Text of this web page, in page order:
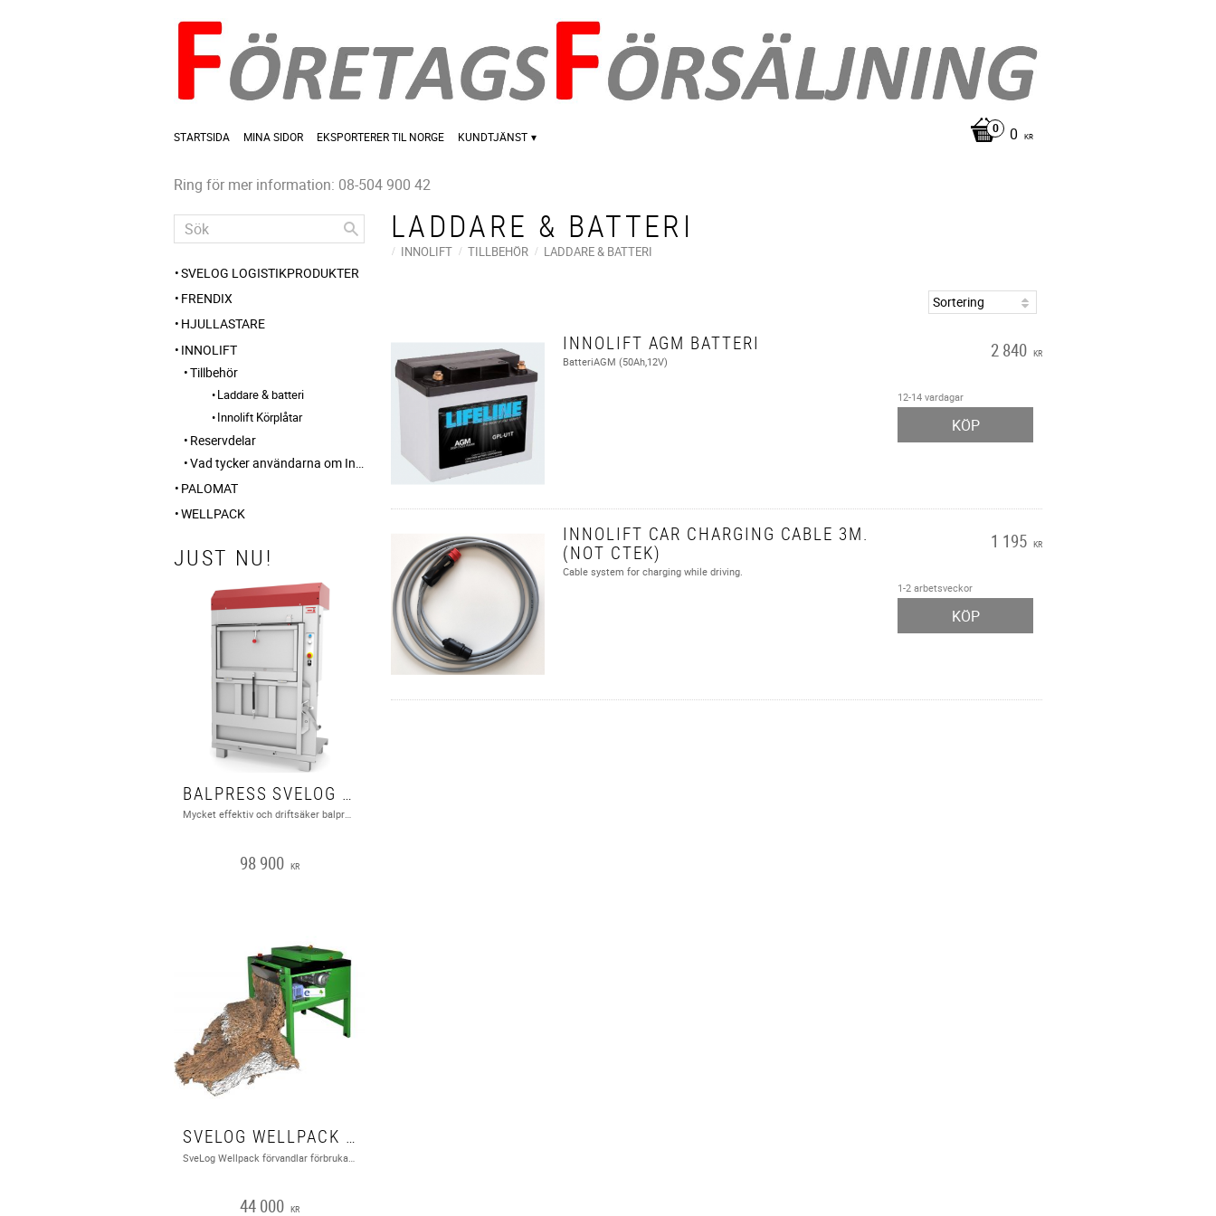
STARTSIDA MINA SIDOR EKSPORTERER TIL NORGE KUNDTJÄNST 0 KR
Ring för mer information: 08-504 900 42
LADDARE & BATTERI
INNOLIFT TILLBEHÖR LADDARE & BATTERI
INNOLIFT AGM BATTERI
BatteriAGM (50Ah,12V) 2 840 KR
12-14 vardagar
KÖP
INNOLIFT CAR CHARGING CABLE 3M.
(NOT CTEK)
Cable system for charging while driving.
1 195 KR
1-2 arbetsveckor
KÖP
SVELOG LOGISTIKPRODUKTER
FRENDIX
HJULLASTARE
INNOLIFT
Tillbehör
Laddare & batteri
Innolift Körplåtar
Reservdelar
Vad tycker användarna om Innolift?
PALOMAT
WELLPACK
JUST NU!
BALPRESS SVELOG 60
Mycket effektiv och driftsäker balpress lämplig för well & kartong, plastfilm och annat material som kan hanteras i balform.
98 900 KR
SVELOG WELLPACK CP 316 S3I
44 000 KR